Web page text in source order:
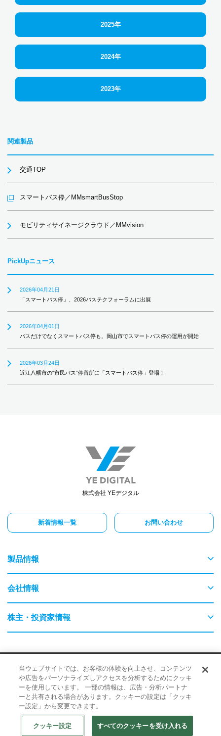
2025年
2024年
2023年
関連製品
交通TOP
スマートバス停／MMsmartBusStop
モビリティサイネージクラウド／MMvision
PickUpニュース
2026年04月21日
「スマートバス停」、2026バステクフォーラムに出展
2026年04月01日
バスだけでなくスマートバス停も。岡山市でスマートバス停の運用が開始
2026年03月24日
近江八幡市の“市民バス”停留所に「スマートバス停」登場！
株式会社 YEデジタル
新着情報一覧 お問い合わせ
製品情報
物流
交通
保守・保全
検査・監視・最適化（AI）
教育（GIGAスクール）
会社情報
ごあいさつ
事業内容
経営理念
企業理念
株主・投資家情報
企業情報
IR・ニュース
株式情報
採用情報 サイトポリシー 品質・環境に対する取り組み
情報に対する取り組み
© 2026 YE DIGITAL CORPORATION
Web からのお問い合わせ 資料ダウンロード
当ウェブサイトでは、お客様の体験を向上させ、コンテンツ
や広告をパーソナライズしアクセスを分析するためにクッキ
ーを使用しています。 一部の情報は、広告・分析パートナ
ーと共有される場合があります。クッキーの設定は「クッキ
ー設定」から変更できます。
クッキー設定 すべてのクッキーを受け入れる